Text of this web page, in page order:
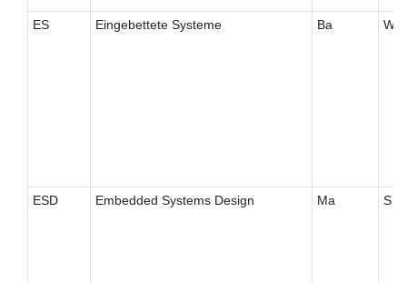
ES Eingebettete Systeme Ba W
ESD Embedded Systems Design Ma S